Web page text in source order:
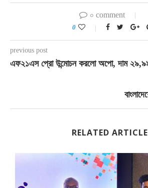
০ comment
0
previous post
এফ২১এস প্রো উন্মোচন করলো অপো, দাম
RELATED